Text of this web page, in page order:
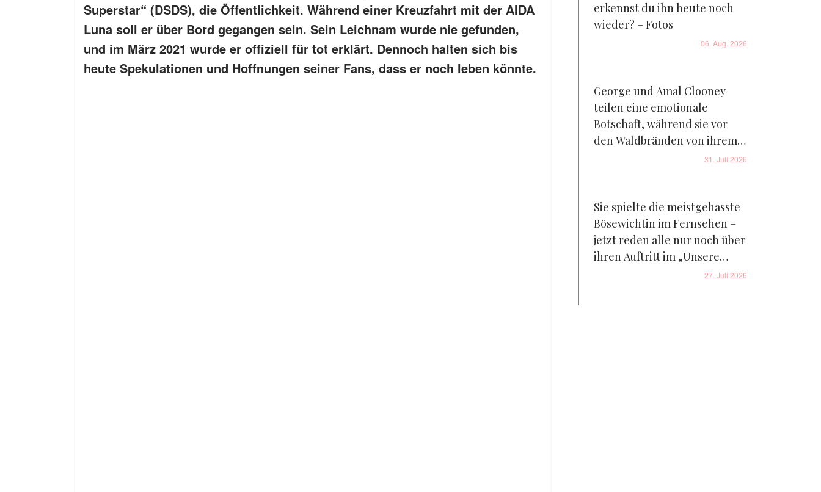
Superstar“ (DSDS), die Öffentlichkeit. Während einer Kreuzfahrt mit der AIDA
Luna soll er über Bord gegangen sein. Sein Leichnam wurde nie gefunden,
und im März 2021 wurde er offiziell für tot erklärt. Dennoch halten sich bis
heute Spekulationen und Hoffnungen seiner Fans, dass er noch leben könnte.
erkennst du ihn heute noch
wieder? – Fotos
06. Aug. 2026
George und Amal Clooney
teilen eine emotionale
Botschaft, während sie vor
den Waldbränden von ihrem
Bauernhof in Frankreich31. Juli 2026
Sie spielte die meistgehasste
Bösewichtin im Fernsehen –
jetzt reden alle nur noch über
ihren Auftritt im „Unsere
kleine Farm“-Reboot – Fotos
27. Juli 2026